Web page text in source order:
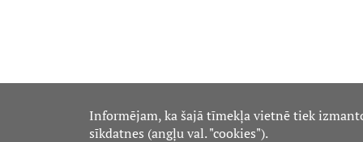
Informējam, ka šajā tīmekļa vietnē tiek
sīkdatnes (angļu val. "cookies").